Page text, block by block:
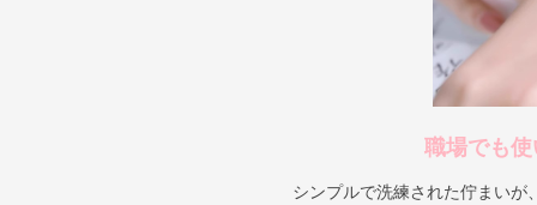
職場でも
シンプルで洗練された佇まいが